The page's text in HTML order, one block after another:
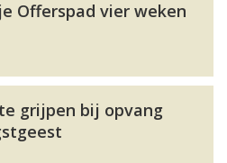
Offerspad vier weken
grijpen bij opvang